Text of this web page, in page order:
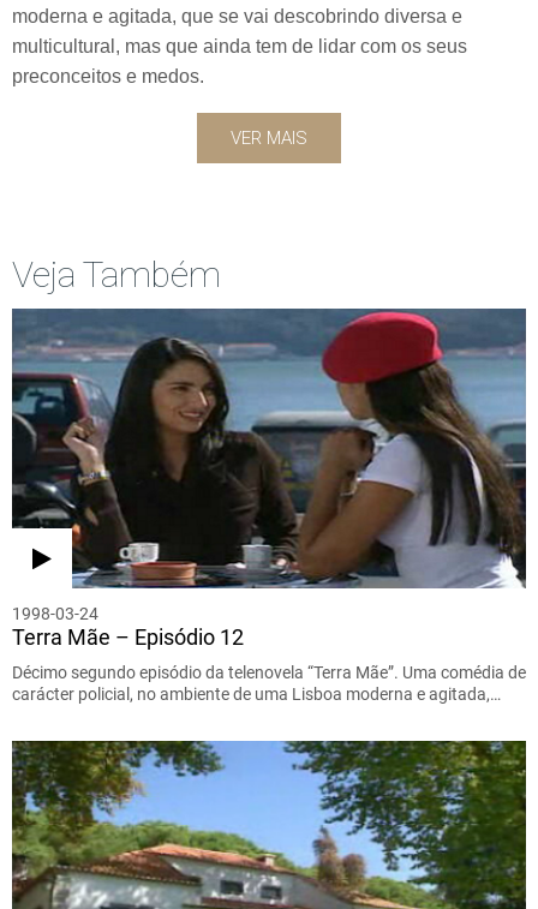
moderna e agitada, que se vai descobrindo diversa e
multicultural, mas que ainda tem de lidar com os seus
preconceitos e medos.
VER MAIS
Veja Também
1998-03-24
Terra Mãe – Episódio 12
Décimo segundo episódio da telenovela “Terra Mãe”. Uma comédia de
carácter policial, no ambiente de uma Lisboa moderna e agitada,…